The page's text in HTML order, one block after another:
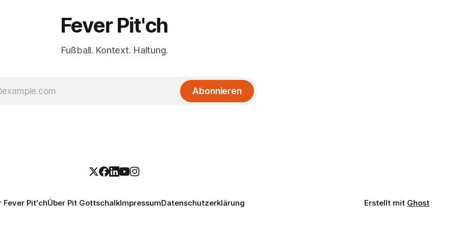
Fever Pit'ch
Fußball. Kontext. Haltung.
Abonnieren
Fever Pit'chÜber Pit GottschalkImpressumDatenschutzerklärung Erstellt mit Ghost